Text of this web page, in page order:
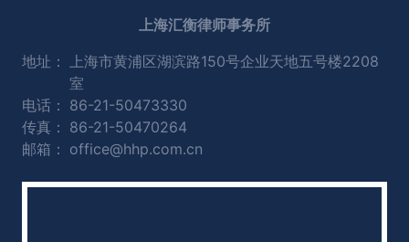
上海汇衡律师事务所
地址： 上海市黄浦区湖滨路150号企业天地五号楼2208
室
电话： 86-21-50473330
传真： 86-21-50470264
邮箱： office@hhp.com.cn